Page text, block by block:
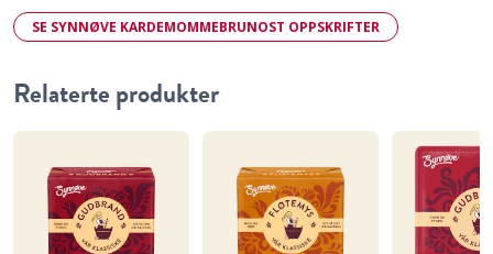
SE SYNNØVE KARDEMOMMEBRUNOST OPPSKRIFTER
Relaterte produkter